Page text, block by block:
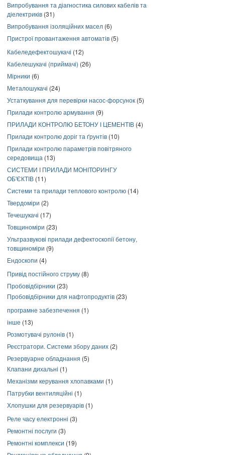
Випробування та діагностика силових кабелів та
діелектриків (31)
Випробування ізоляційних масел (6)
Пристрої провантаження автоматів (5)
Кабеледефектошукачі (12)
Кабелешукачі (приймачі) (26)
Мірники (6)
Металошукачі (24)
Устаткування для перевірки насос-форсунок (5)
Прилади контролю армування (9)
ПРИЛАДИ КОНТРОЛЮ БЕТОНУ І ЦЕМЕНТІВ (4)
Прилади контролю доріг та ґрунтів (10)
Прилади контролю параметрів повітряного
середовища (13)
СИСТЕМИ І ПРИЛАДИ МОНІТОРИНГУ
ОБ'ЄКТІВ (11)
Системи та прилади теплового контролю (14)
Твердоміри (2)
Течешукачі (17)
Товщиноміри (23)
Ультразвукові прилади дефектоскопії бетону,
товщиноміри (9)
Ендоскопи (4)
Привід постійного струму (8)
Пробовідбірники (23)
Пробовідбірники для нафтопродуктів (23)
програмне забезпечення (1)
інше (13)
Розмотувачі рулонів (1)
Реєстратори. Системи збору даних (2)
Резервуарне обладнання (5)
Клапани дихальні (1)
Механізми керування хлопавками (1)
Патрубки вентиляційні (1)
Хлопушки для резервуарів (1)
Реле часу електронні (3)
Ремонтні послуги (3)
Ремонтні комплекси (19)